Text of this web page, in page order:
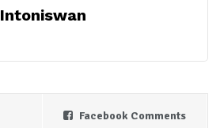
Intoniswan
Facebook Comments